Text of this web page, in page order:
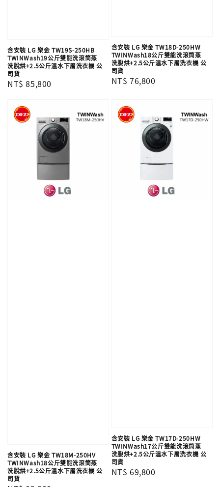
含安裝 LG 樂金 TW19S-250HB
TWINWash19公斤雙能洗滾筒蒸
洗脫烘+2.5公斤溫水下層洗衣機 公
司貨
Regular
NT$ 85,800
含安裝 LG 樂金 TW18D-250HW
TWINWash18公斤雙能洗滾筒蒸
洗脫烘+2.5公斤溫水下層洗衣機 公
司貨
Regular
NT$ 76,800
含安裝 LG 樂金 TW18M-250HV
TWINWash18公斤雙能洗滾筒蒸
洗脫烘+2.5公斤溫水下層洗衣機 公
司貨
含安裝 LG 樂金 TW17D-250HW
TWINWash17公斤雙能洗滾筒蒸
洗脫烘+2.5公斤溫水下層洗衣機 公
司貨
Regular
NT$ 69,800